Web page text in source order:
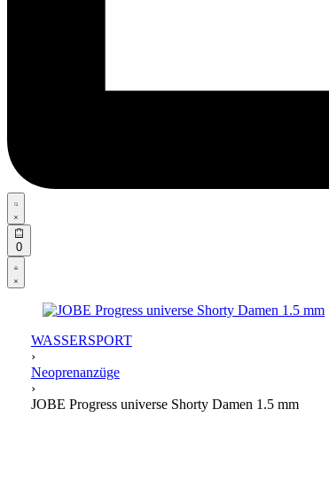
Search
open
0Open
cart
Open
Account
details
WASSERSPORT
›
Neoprenanzüge
›
JOBE Progress universe Shorty Damen 1.5 mm